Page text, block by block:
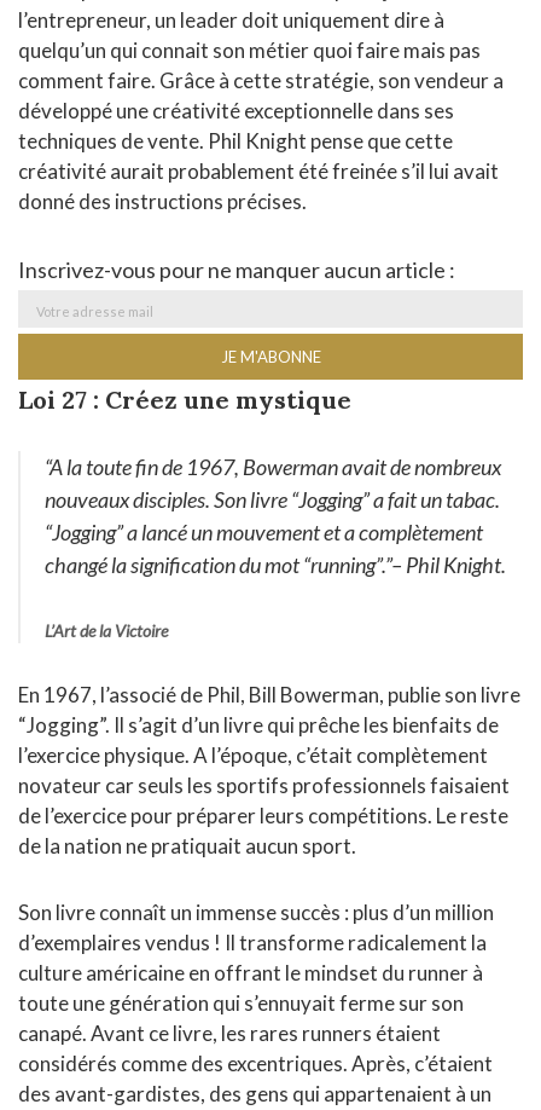
l’entrepreneur, un leader doit uniquement dire à
quelqu’un qui connait son métier quoi faire mais pas
comment faire. Grâce à cette stratégie, son vendeur a
développé une créativité exceptionnelle dans ses
techniques de vente. Phil Knight pense que cette
créativité aurait probablement été freinée s’il lui avait
donné des instructions précises.
Inscrivez-vous pour ne manquer aucun article :
Loi 27 : Créez une mystique
“A la toute fin de 1967, Bowerman avait de nombreux
nouveaux disciples. Son livre “Jogging” a fait un tabac.
“Jogging” a lancé un mouvement et a complètement
changé la signification du mot “running”.”– Phil Knight.
L’Art de la Victoire
En 1967, l’associé de Phil, Bill Bowerman, publie son livre
“Jogging”. Il s’agit d’un livre qui prêche les bienfaits de
l’exercice physique. A l’époque, c’était complètement
novateur car seuls les sportifs professionnels faisaient
de l’exercice pour préparer leurs compétitions. Le reste
de la nation ne pratiquait aucun sport.
Son livre connaît un immense succès : plus d’un million
d’exemplaires vendus ! Il transforme radicalement la
culture américaine en offrant le mindset du runner à
toute une génération qui s’ennuyait ferme sur son
canapé. Avant ce livre, les rares runners étaient
considérés comme des excentriques. Après, c’étaient
des avant-gardistes, des gens qui appartenaient à un